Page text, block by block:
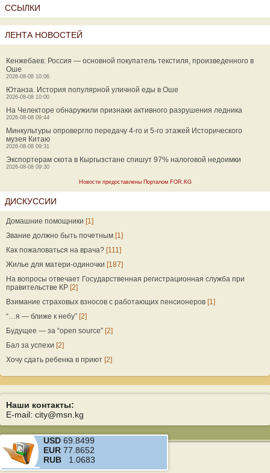
ССЫЛКИ
ЛЕНТА НОВОСТЕЙ
Кенжебаев: Россия — основной покупатель текстиля, произведенного в
Оше
2026-08-08 10:06
Ютанза. История популярной уличной еды в Оше
2026-08-08 10:00
На Челекторе обнаружили признаки активного разрушения ледника
2026-08-08 09:44
Минкультуры опровергло передачу 4-го и 5-го этажей Исторического
музея Китаю
2026-08-08 09:31
Экспортерам скота в Кыргызстане спишут 97% налоговой недоимки
2026-08-08 09:30
Новости предоставлены Порталом FOR.KG
ДИСКУССИИ
Домашние помощники [1]
Звание должно быть почетным [1]
Как пожаловаться на врача? [111]
Жилье для матери-одиночки [187]
На вопросы отвечает Государственная регистрационная служба при
правительстве КР [2]
Взимание страховых взносов с работающих пенсионеров [1]
“…я — ближе к небу” [2]
Будущее — за “open source” [2]
Бал за успехи [2]
Хочу сдать ребенка в приют [2]
Наши контакты:
E-mail: city@msn.kg
USD 69.8499
EUR 77.8652
RUB 1.0683